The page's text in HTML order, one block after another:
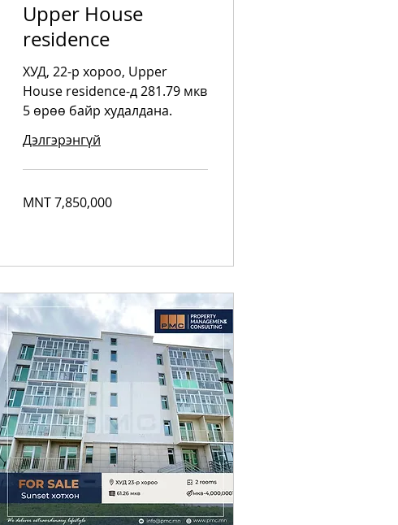
Upper House
residence
ХУД, 22-р хороо, Upper
House residence-д 281.79 мкв
5 өрөө байр худалдана.
Дэлгэрэнгүй
Mongolian
MNT 7,850,000